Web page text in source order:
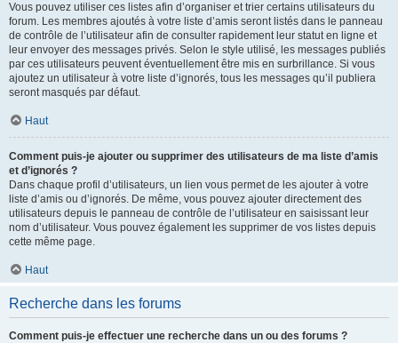
Vous pouvez utiliser ces listes afin d’organiser et trier certains utilisateurs du
forum. Les membres ajoutés à votre liste d’amis seront listés dans le panneau
de contrôle de l’utilisateur afin de consulter rapidement leur statut en ligne et
leur envoyer des messages privés. Selon le style utilisé, les messages publiés
par ces utilisateurs peuvent éventuellement être mis en surbrillance. Si vous
ajoutez un utilisateur à votre liste d’ignorés, tous les messages qu’il publiera
seront masqués par défaut.
Haut
Comment puis-je ajouter ou supprimer des utilisateurs de ma liste d’amis
et d’ignorés ?
Dans chaque profil d’utilisateurs, un lien vous permet de les ajouter à votre
liste d’amis ou d’ignorés. De même, vous pouvez ajouter directement des
utilisateurs depuis le panneau de contrôle de l’utilisateur en saisissant leur
nom d’utilisateur. Vous pouvez également les supprimer de vos listes depuis
cette même page.
Haut
Recherche dans les forums
Comment puis-je effectuer une recherche dans un ou des forums ?